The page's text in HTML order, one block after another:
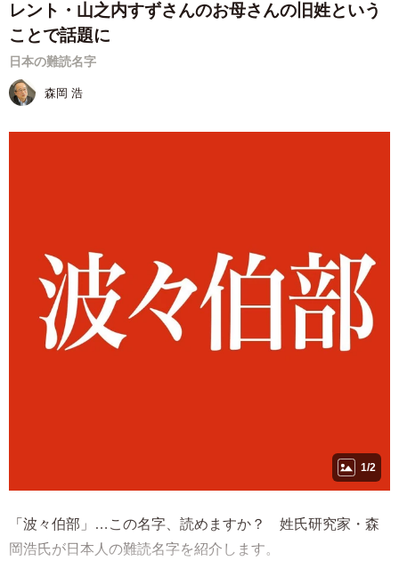
レント・山之内すずさんのお母さんの旧姓という
ことで話題に
日本の難読名字
森岡 浩
1/2
「波々伯部」…この名字、読めますか？ 姓氏研究家・森
岡浩氏が日本人の難読名字を紹介します。